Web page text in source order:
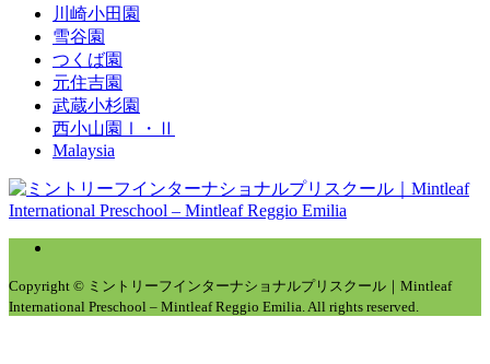
川崎小田園
雪谷園
つくば園
元住吉園
武蔵小杉園
西小山園Ⅰ・Ⅱ
Malaysia
Copyright © ミントリーフインターナショナルプリスクール｜Mintleaf
International Preschool – Mintleaf Reggio Emilia. All rights reserved.